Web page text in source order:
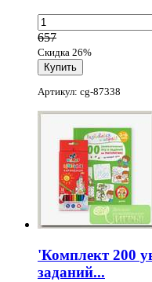
657
Скидка 26%
Артикул: cg-87338
'Комплект 200
заданий...